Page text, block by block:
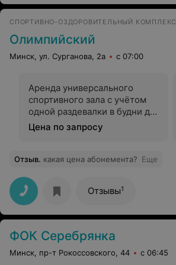
СПОРТИВНО-ОЗДОРОВИТЕЛЬНЫЙ КОМПЛЕКС
Олимпийский
Минск, ул. Сурганова, 2а с 07:00
Аренда универсального
спортивного зала с учётом
одной раздевалки в будни до
16.00
Цена по запросу
Отзыв. какая цена абонемента? Еще
Отзывы1
ФОК Серебрянка
Минск, пр-т Рокоссовского, 44 с 06:45